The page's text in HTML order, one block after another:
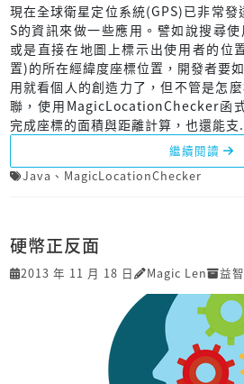
現在全球衛星定位系統(GPS)已非常
S的資訊來做一些應用。譬如說搜尋
或是直接在地圖上標示出使用者的位
置)的所在經緯度座標位置，開發者要
用就看個人的創造力了，但不管是怎
聯，使用MagicLocationChecker函
完成座標的面積與距離計算，也還能支
繼續閱讀
Java 、 MagicLocationChecker
硬幣正反面
2013 年 11 月 18 日 Magic Len 益